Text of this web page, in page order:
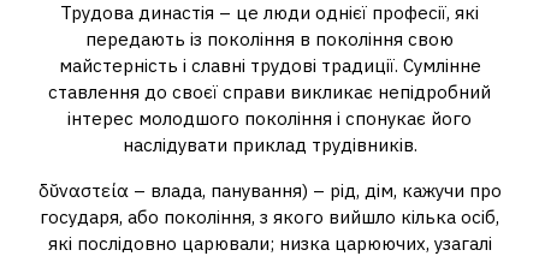
Трудова династія – це люди однієї професії, які
передають із покоління в покоління свою
майстерність і славні трудові традиції. Сумлінне
ставлення до своєї справи викликає непідробний
інтерес молодшого покоління і спонукає його
наслідувати приклад трудівників.
δῠναστεία – влада, панування) – рід, дім, кажучи про
государя, або покоління, з якого вийшло кілька осіб,
які послідовно царювали; низка царюючих, узагалі